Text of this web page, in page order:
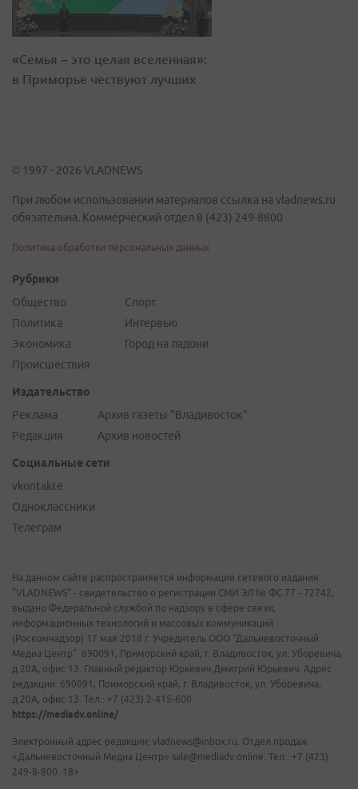
«Семья – это целая вселенная»:
в Приморье чествуют лучших
© 1997 - 2026 VLADNEWS
При любом использовании материалов ссылка на vladnews.ru
обязательна. Коммерческий отдел 8 (423) 249-8800
Политика обработки персональных данных
Рубрики
Общество
Политика
Экономика
Происшествия
Спорт
Интервью
Город на ладони
Издательство
Реклама
Редакция
Архив газеты "Владивосток"
Архив новостей
Социальные сети
vkontakte
Одноклассники
Телеграм
На данном сайте распространяется информация сетевого издания
"VLADNEWS" - свидетельство о регистрации СМИ ЭЛ № ФС 77 - 72742,
выдано Федеральной службой по надзору в сфере связи,
информационных технологий и массовых коммуникаций
(Роскомнадзор) 17 мая 2018 г. Учредитель ООО "Дальневосточный
Медиа Центр". 690091, Приморский край, г. Владивосток, ул. Уборевича,
д.20А, офис 13. Главный редактор Юркевич Дмитрий Юрьевич. Адрес
редакции: 690091, Приморский край, г. Владивосток, ул. Уборевича,
д.20А, офис 13. Тел.: +7 (423) 2-415-600.
https://mediadv.online/
Электронный адрес редакции: vladnews@inbox.ru. Отдел продаж
«Дальневосточный Медиа Центр» sale@mediadv.online. Тел.: +7 (423)
249-8-800. 18+